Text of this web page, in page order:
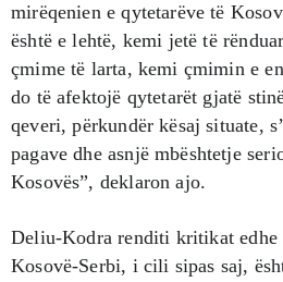
mirëqenien e qytetarëve të
është e lehtë, kemi jetë të
çmime të larta, kemi çmimin e
do të afektojë qytetarët gjatë
qeveri, përkundër kësaj situate,
pagave dhe asnjë mbështetje
Kosovës”, deklaron ajo.
Deliu-Kodra renditi kritikat edhe
Kosovë-Serbi, i cili sipas saj,